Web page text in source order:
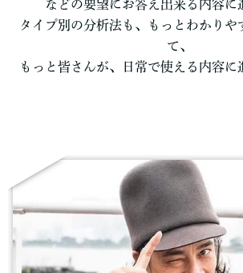
などの要望にお答え出来る内容に
タイプ別の分析法も、もっとわかりや
て、
もっと皆さんが、日常で使える内容に